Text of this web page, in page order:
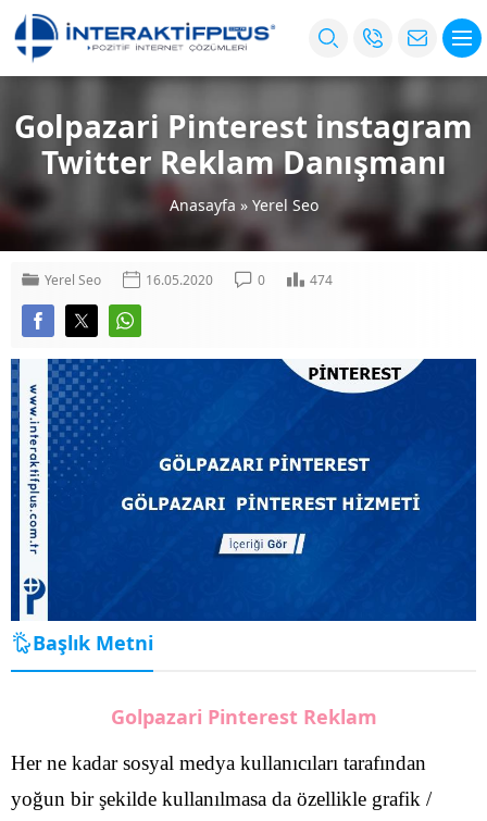
Golpazari Pinterest instagram
Twitter Reklam Danışmanı
Anasayfa » Yerel Seo
Yerel Seo 16.05.2020 0 474
Başlık Metni
Golpazari Pinterest Reklam
Her ne kadar sosyal medya kullanıcıları tarafından
yoğun bir şekilde kullanılmasa da özellikle grafik /